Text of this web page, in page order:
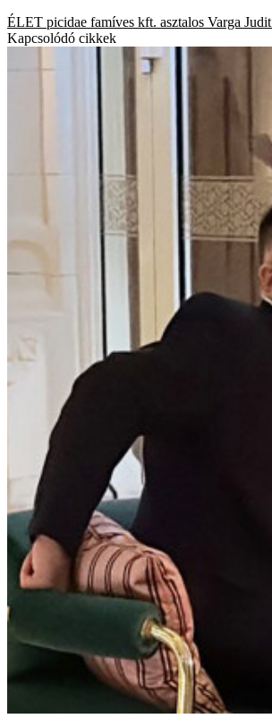
ÉLET picidae famíves kft. asztalos Varga Judit
Kapcsolódó cikkek